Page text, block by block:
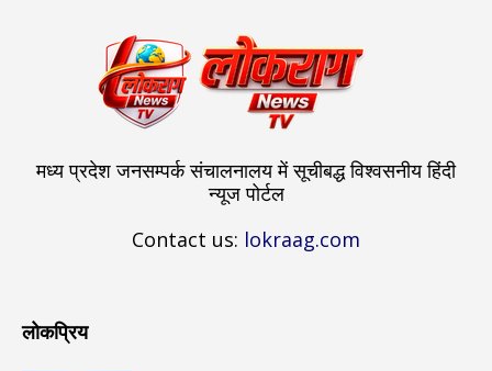
मध्य प्रदेश जनसम्पर्क संचालनालय में सूचीबद्ध विश्वसनीय हिंदी
न्यूज पोर्टल
Contact us: lokraag.com
लोकप्रिय